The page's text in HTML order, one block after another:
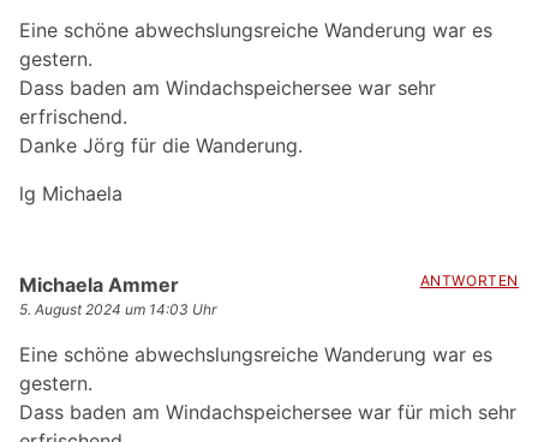
Eine schöne abwechslungsreiche Wanderung war es
gestern.
Dass baden am Windachspeichersee war sehr
erfrischend.
Danke Jörg für die Wanderung.
lg Michaela
Michaela Ammer
5. August 2024 um 14:03 Uhr
Eine schöne abwechslungsreiche Wanderung war es
gestern.
Dass baden am Windachspeichersee war für mich sehr
ANTWORTEN